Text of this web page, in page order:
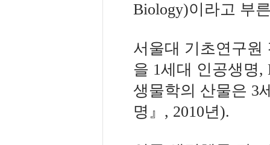
Biology)이라고 부
서울대 기초연구원
을 1세대 인공생명
생물학의 산물은 3
명』, 2010년).